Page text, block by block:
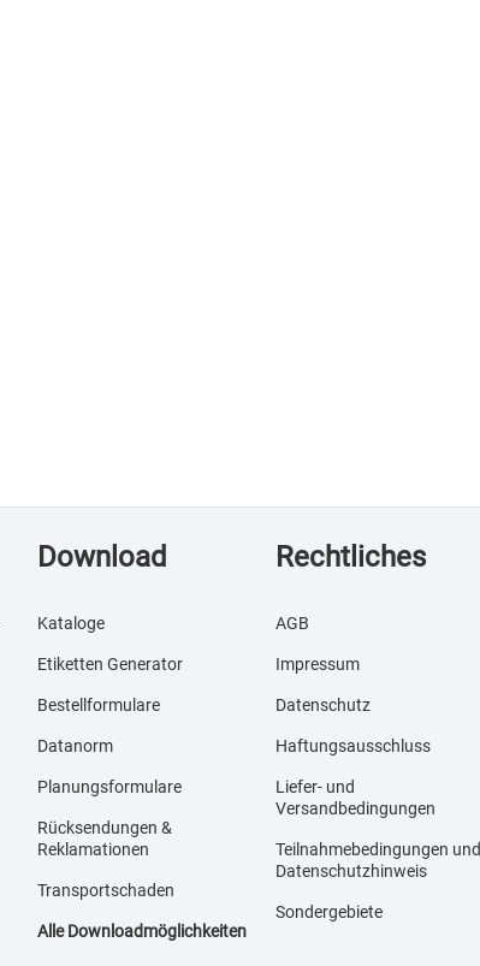
Download
Kataloge
Etiketten Generator
Bestellformulare
Datanorm
Planungsformulare
Rücksendungen &
Reklamationen
Transportschaden
Alle Downloadmöglichkeiten
Rechtliches
AGB
Impressum
Datenschutz
Haftungsausschluss
Liefer- und
Versandbedingungen
Teilnahmebedingungen und
Datenschutzhinweis
Sondergebiete